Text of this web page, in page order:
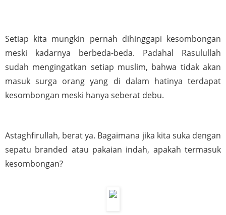
Setiap kita mungkin pernah dihinggapi kesombongan
meski kadarnya berbeda-beda. Padahal Rasulullah
sudah mengingatkan setiap muslim, bahwa tidak akan
masuk surga orang yang di dalam hatinya terdapat
kesombongan meski hanya seberat debu.
Astaghfirullah, berat ya. Bagaimana jika kita suka dengan
sepatu branded atau pakaian indah, apakah termasuk
kesombongan?